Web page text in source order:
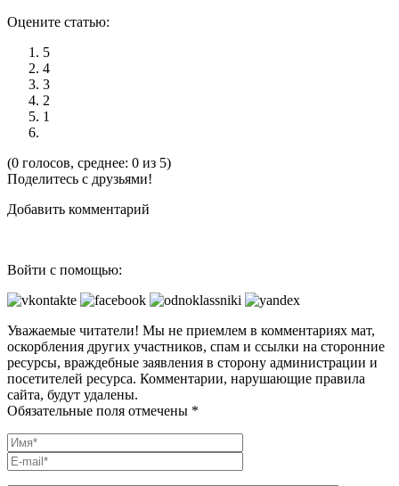
Оцените статью:
5
4
3
2
1
(0 голосов, среднее: 0 из 5)
Поделитесь с друзьями!
Добавить комментарий
Войти с помощью:
Уважаемые читатели! Мы не приемлем в комментариях мат,
оскорбления других участников, спам и ссылки на сторонние
ресурсы, враждебные заявления в сторону администрации и
посетителей ресурса. Комментарии, нарушающие правила
сайта, будут удалены.
Обязательные поля отмечены *